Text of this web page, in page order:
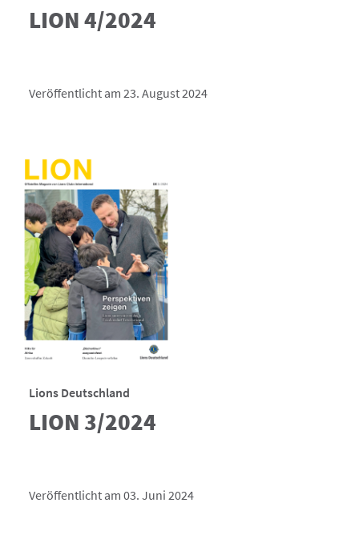
LION 4/2024
Veröffentlicht am 23. August 2024
Lions Deutschland
LION 3/2024
Veröffentlicht am 03. Juni 2024